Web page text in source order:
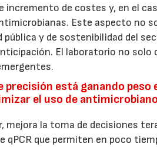
incremento de costes y, en el
Este aspecto no
pública y de sostenibilidad del
El laboratorio no
precisión está ganando
el uso de
mejora la toma de decisiones
qPCR que permiten en poco